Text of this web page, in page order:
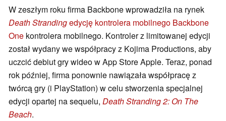
W zeszłym roku firma Backbone wprowadziła na rynek
Death Strandingedycję kontrolera mobilnego Backbone
One kontrolera mobilnego. Kontroler z limitowanej edycji
został wydany we współpracy z Kojima Productions, aby
uczcić debiut gry wideo w App Store Apple. Teraz, ponad
rok później, firma ponownie nawiązała współpracę z
twórcą gry (i PlayStation) w celu stworzenia specjalnej
edycji opartej na sequelu, Death Stranding 2: On The
Beach.